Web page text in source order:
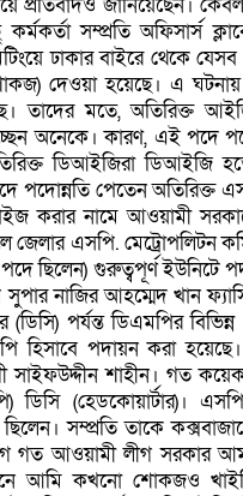
কর্মকর্তা সম্প্রতি অফিসার্স
ঢাকার বাইরে থেকে
দেওয়া হয়েছে। এ
তাদের মতে, অতিরিক্ত
অনেকে। কারণ, এই পদে
ডিআইজিরা ডিআইজি
পেতেন অতিরিক্ত
করার নামে আওয়ামী
এসপি. মেট্রোপলিটন
ছিলেন) গুরুত্বপূর্ণ ইউনিটে
নাজির আহম্মেদ খান
পর্যন্ত ডিএমপির
হিসাবে পদায়ন করা
সাইফউদ্দীন শাহীন। গত
ডিসি (হেডকোয়ার্টার)।
সম্প্রতি তাকে
গত আওয়ামী লীগ সরকার
আমি কখনো শোকজও